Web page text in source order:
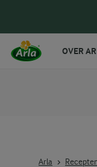
Arla
OVER